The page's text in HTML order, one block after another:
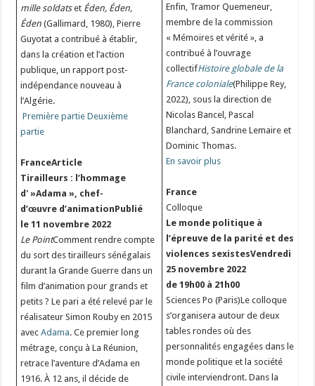
mille soldatset Éden, Éden,
Éden (Gallimard, 1980), Pierre
Guyotat a contribué à établir,
dans la création et l’action
publique, un rapport post-
indépendance nouveau à
l’Algérie.
Première partieDeuxième
partie
FranceArticle
Tirailleurs : l’hommage
d' »Adama », chef-
d’œuvre d’animationPublié
le 11 novembre 2022
Le PointComment rendre compte
du sort des tirailleurs sénégalais
durant la Grande Guerre dans un
film d’animation pour grands et
petits ? Le pari a été relevé par le
réalisateur Simon Rouby en 2015
avecAdama. Ce premier long
métrage, conçu à La Réunion,
retrace l’aventure d’Adama en
1916. À 12 ans, il décide de
Enfin, Tramor Quemeneur,
membre de la commission
« Mémoires et vérité », a
contribué à l’ouvrage
collectifHistoire globale de la
France coloniale(Philippe Rey,
2022), sous la direction de
Nicolas Bancel, Pascal
Blanchard, Sandrine Lemaire et
Dominic Thomas.
En savoir plus
France
Colloque
Le monde politique à
l’épreuve de la parité et des
violences sexistesVendredi
25 novembre 2022
de 19h00 à 21h00
Sciences Po (Paris)Le colloque
s’organisera autour de deux
tables rondes où des
personnalités engagées dans le
monde politique et la société
civile interviendront. Dans la